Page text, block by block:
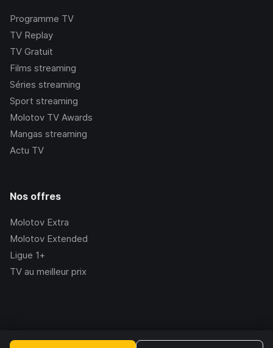
Programme TV
TV Replay
TV Gratuit
Films streaming
Séries streaming
Sport streaming
Molotov TV Awards
Mangas streaming
Actu TV
Nos offres
Molotov Extra
Molotov Extended
Ligue 1+
TV au meilleur prix